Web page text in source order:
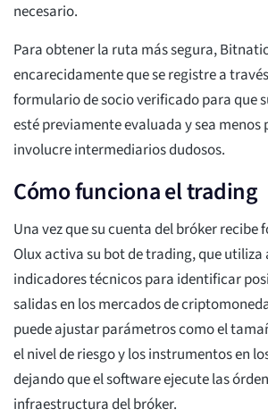
necesario.
Para obtener la ruta más segura,
encarecidamente que se registre a
formulario de socio verificado para que
esté previamente evaluada y sea menos
involucre intermediarios dudosos.
Cómo funciona el trading
Una vez que su cuenta del bróker recibe
Olux activa su bot de trading, que
indicadores técnicos para identificar
salidas en los mercados de
puede ajustar parámetros como el
el nivel de riesgo y los instrumentos en
dejando que el software ejecute las
infraestructura del bróker.